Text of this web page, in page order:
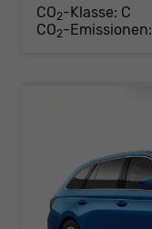
CO2-Klasse: C
CO2-Emissionen: